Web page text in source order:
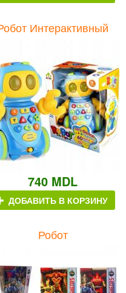
Интерактивный
740 MDL
ДОБАВИТЬ В КОРЗИНУ
Робот